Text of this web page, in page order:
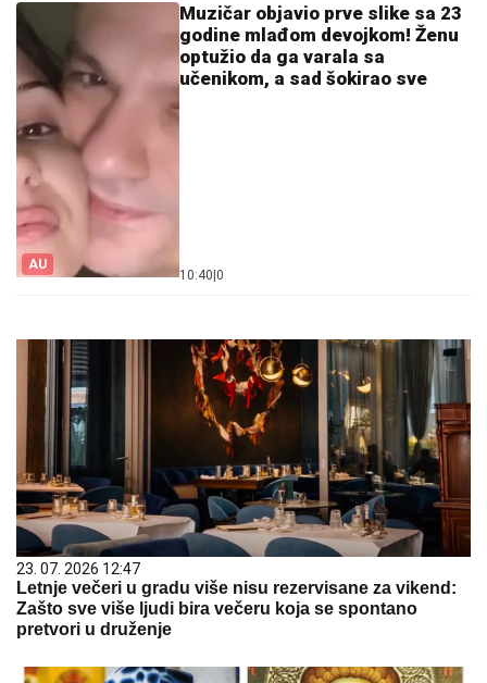
AU
Muzičar objavio prve slike sa 23
godine mlađom devojkom! Ženu
optužio da ga varala sa
učenikom, a sad šokirao sve
10:40|0
23. 07. 2026 12:47
Letnje večeri u gradu više nisu rezervisane za vikend:
Zašto sve više ljudi bira večeru koja se spontano
pretvori u druženje